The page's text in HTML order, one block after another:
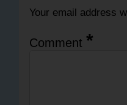
Your email address
Comment *